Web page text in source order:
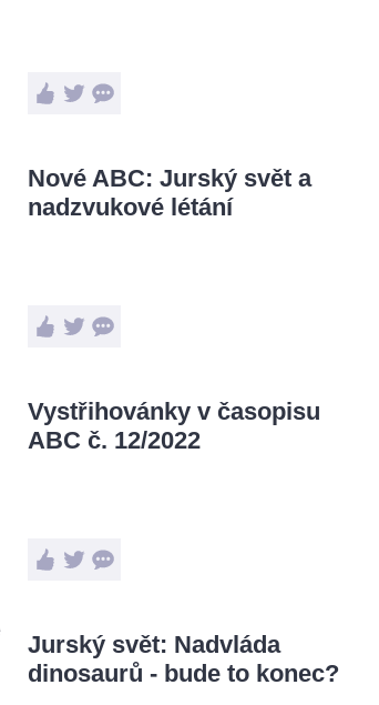
Nové ABC: Jurský svět a
nadzvukové létání
Vystřihovánky v časopisu
ABC č. 12/2022
Jurský svět: Nadvláda
dinosaurů - bude to konec?